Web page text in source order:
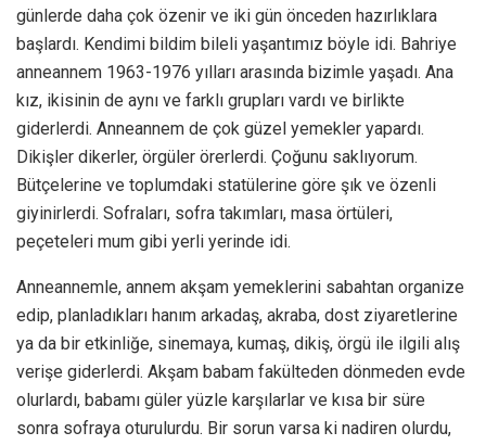
günlerde daha çok özenir ve iki gün önceden hazırlıklara
başlardı. Kendimi bildim bileli yaşantımız böyle idi. Bahriye
anneannem 1963-1976 yılları arasında bizimle yaşadı. Ana
kız, ikisinin de aynı ve farklı grupları vardı ve birlikte
giderlerdi. Anneannem de çok güzel yemekler yapardı.
Dikişler dikerler, örgüler örerlerdi. Çoğunu saklıyorum.
Bütçelerine ve toplumdaki statülerine göre şık ve özenli
giyinirlerdi. Sofraları, sofra takımları, masa örtüleri,
peçeteleri mum gibi yerli yerinde idi.
Anneannemle, annem akşam yemeklerini sabahtan organize
edip, planladıkları hanım arkadaş, akraba, dost ziyaretlerine
ya da bir etkinliğe, sinemaya, kumaş, dikiş, örgü ile ilgili alış
verişe giderlerdi. Akşam babam fakülteden dönmeden evde
olurlardı, babamı güler yüzle karşılarlar ve kısa bir süre
sonra sofraya oturulurdu. Bir sorun varsa ki nadiren olurdu,